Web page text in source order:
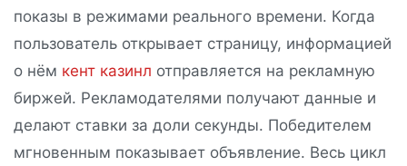
показы в режимами реального времени. Когда
пользователь открывает страницу, информацией
о нём кент казинл отправляется на рекламную
биржей. Рекламодателями получают данные и
делают ставки за доли секунды. Победителем
мгновенным показывает объявление. Весь цикл